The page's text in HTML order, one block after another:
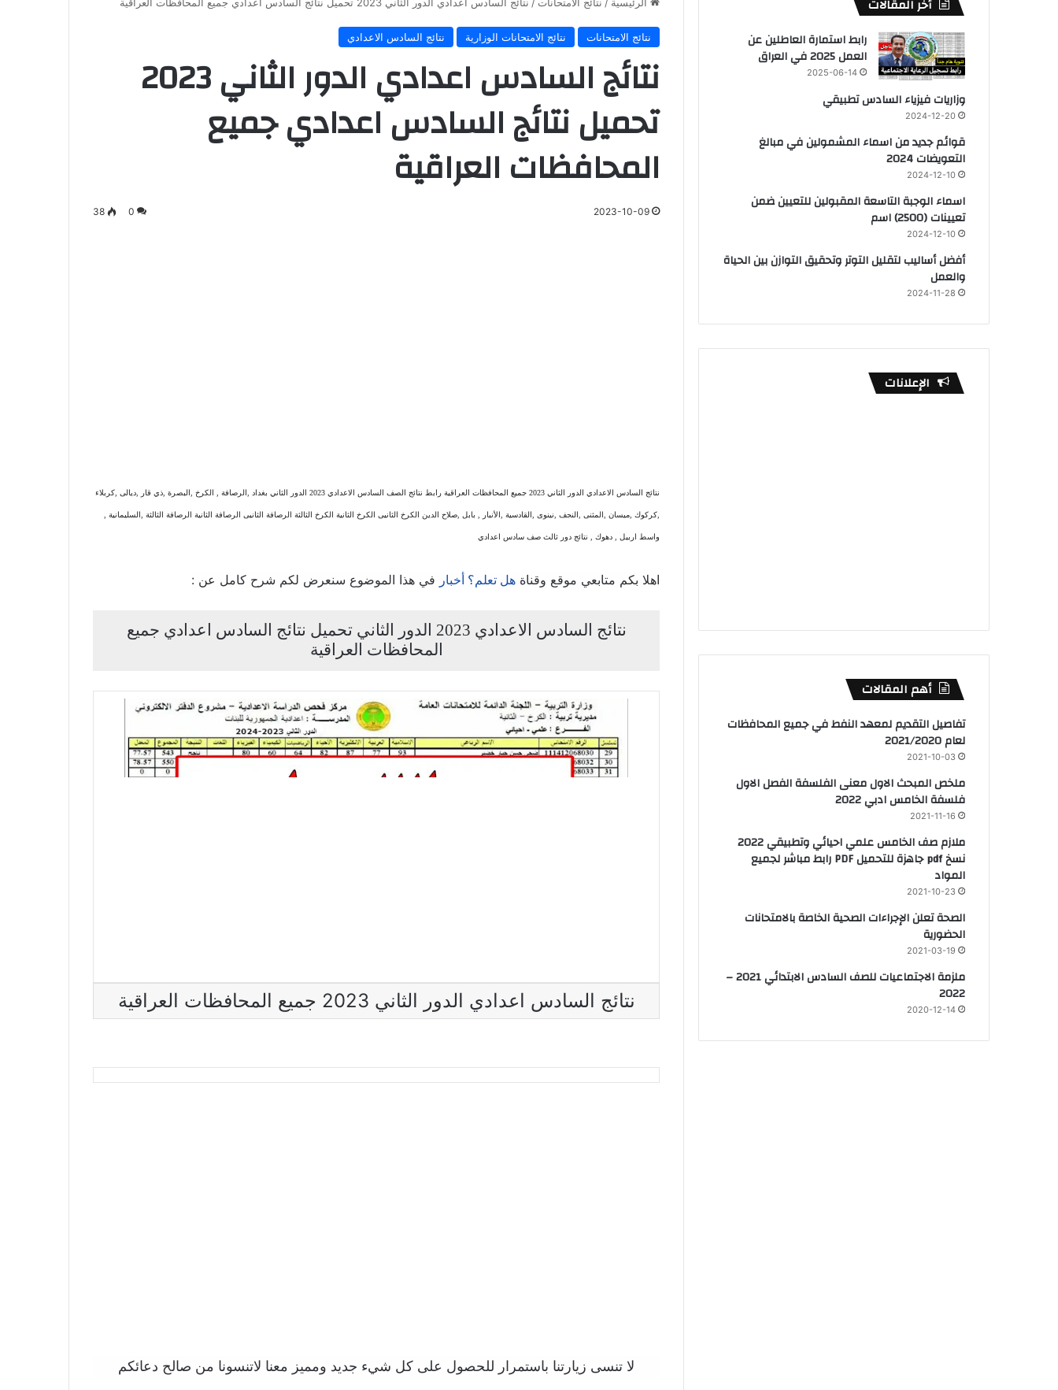
نتائج الامتحانات نتائج الامتحانات الوزارية نتائج السادس الاعدادي
نتائج السادس اعدادي الدور الثاني 2023
تحميل نتائج السادس اعدادي جميع
المحافظات العراقية
2023-10-09
0
38
نتائج السادس الاعدادي الدور الثاني 2023 جميع المحافظات العراقية رابط نتائج الصف السادس الاعدادي 2023 الدور الثاني بغداد ,الرصافة , الكرخ ,البصرة ,ذي قار ,ديالى ,كربلاء
,كركوك ,ميسان ,المثنى ,النجف ,نينوى ,القادسية ,الأنبار , بابل ,صلاح الدين الكرخ الثانيى الكرخ الثانية الكرخ الثالثة الرصافة الثانيى الرصافة الثانية الرصافة الثالثة ,السليمانية ,
واسط اربيل , دهوك , نتائج دور ثالث صف سادس اعدادي
اهلا بكم متابعي موقع وقناة هل تعلم؟ أخبار في هذا الموضوع سنعرض لكم شرح كامل عن :
نتائج السادس الاعدادي 2023 الدور الثاني تحميل نتائج السادس اعدادي جميع
المحافظات العراقية
نتائج السادس اعدادي الدور الثاني 2023 جميع المحافظات العراقية
لا تنسى زيارتنا باستمرار للحصول على كل شيء جديد ومميز معنا لاتنسونا من صالح دعائكم
أخر المقالات
رابط استمارة العاطلين عن
العمل 2025 في العراق
2025-06-14
وزاريات فيزياء السادس تطبيقي
2024-12-20
قوائم جديد من اسماء المشمولين في مبالغ
التعويضات 2024
2024-12-10
اسماء الوجبة التاسعة المقبولين للتعيين ضمن
تعيينات (2500) اسم
2024-12-10
أفضل أساليب لتقليل التوتر وتحقيق التوازن بين الحياة
والعمل
2024-11-28
الإعلانات
أهم المقالات
تفاصيل التقديم لمعهد النفط في جميع المحافظات
لعام 2021/2020
2021-10-03
ملخص المبحث الاول معنى الفلسفة الفصل الاول
فلسفة الخامس ادبي 2022
2021-11-16
ملازم صف الخامس علمي احيائي وتطبيقي 2022
نسخ pdf جاهزة للتحميل PDF رابط مباشر لجميع
المواد
2021-10-23
الصحة تعلن الإجراءات الصحية الخاصة بالامتحانات
الحضورية
2021-03-19
ملزمة الاجتماعيات للصف السادس الابتدائي 2021 –
2022
2020-12-14